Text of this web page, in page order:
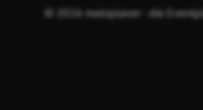
© 2026 meinplaner - die